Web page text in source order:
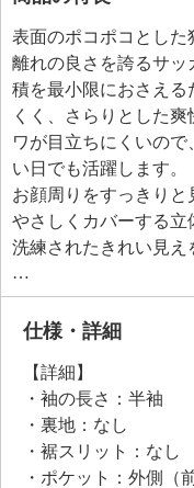
表面のポコポコとし
離れの良さを誇るサ
積を最小限におさえる
くく、さらりとした
ワが目立ちにくいの
い日でも活躍します。
お顔周りをすっきり
やさしくカバーする立
洗練されたきれい見え
シルエットは、服の中
した。たっぷりとし
軽く、着心地抜群で
仕様・詳細
【詳細】
・袖の長さ：半袖
・裏地：なし
・裾スリット：なし
・ポケット：外側（